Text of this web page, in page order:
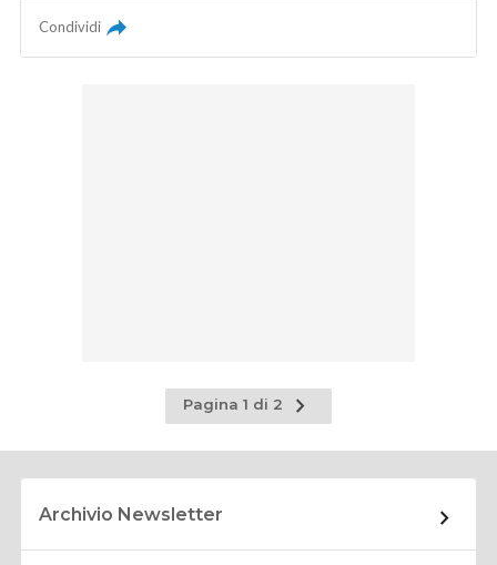
Condividi
Pagina 1 di 2
Pagina
successiva
Archivio Newsletter